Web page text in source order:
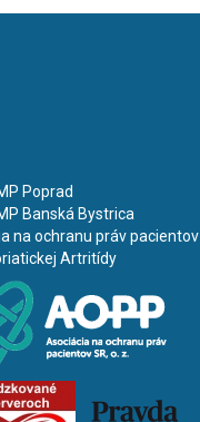
Poprad
Banská Bystrica
na ochranu práv pacientov
Artritídy